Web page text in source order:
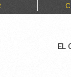
EL